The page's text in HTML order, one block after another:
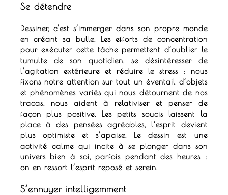
Se détendre
Dessiner, c’est s’immerger dans son propre monde
en créant sa bulle. Les efforts de concentration
pour exécuter cette tâche permettent d’oublier le
tumulte de son quotidien, se désintéresser de
l’agitation extérieure et réduire le stress : nous
fixons notre attention sur tout un éventail d’objets
et phénomènes variés qui nous détournent de nos
tracas, nous aident à relativiser et penser de
façon plus positive. Les petits soucis laissent la
place à des pensées agréables, l’esprit devient
plus optimiste et s’apaise. Le dessin est une
activité calme qui incite à se plonger dans son
univers bien à soi, parfois pendant des heures :
on en ressort l’esprit reposé et serein.
S’ennuyer intelligemment